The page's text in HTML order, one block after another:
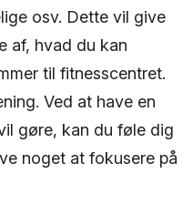
osv. Dette vil give
af, hvad du kan
til fitnesscentret.
Ved at have en
gøre, kan du føle dig
noget at fokusere på